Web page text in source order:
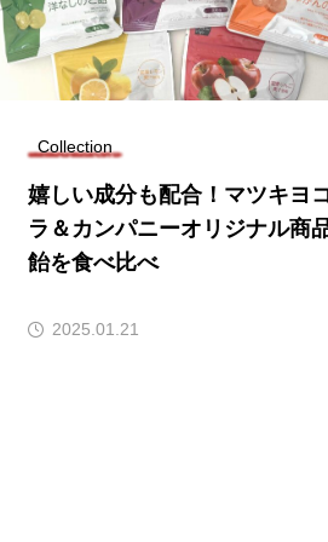
Collection
嬉しい成分も配合！マツキヨ
ラ＆カンパニーオリジナル商
飴を食べ比べ
2025.01.21